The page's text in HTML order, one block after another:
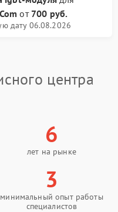
от 700 руб.
дату 06.08.2026
центра
6
лет на рынке
3
минимальный опыт работы
специалистов